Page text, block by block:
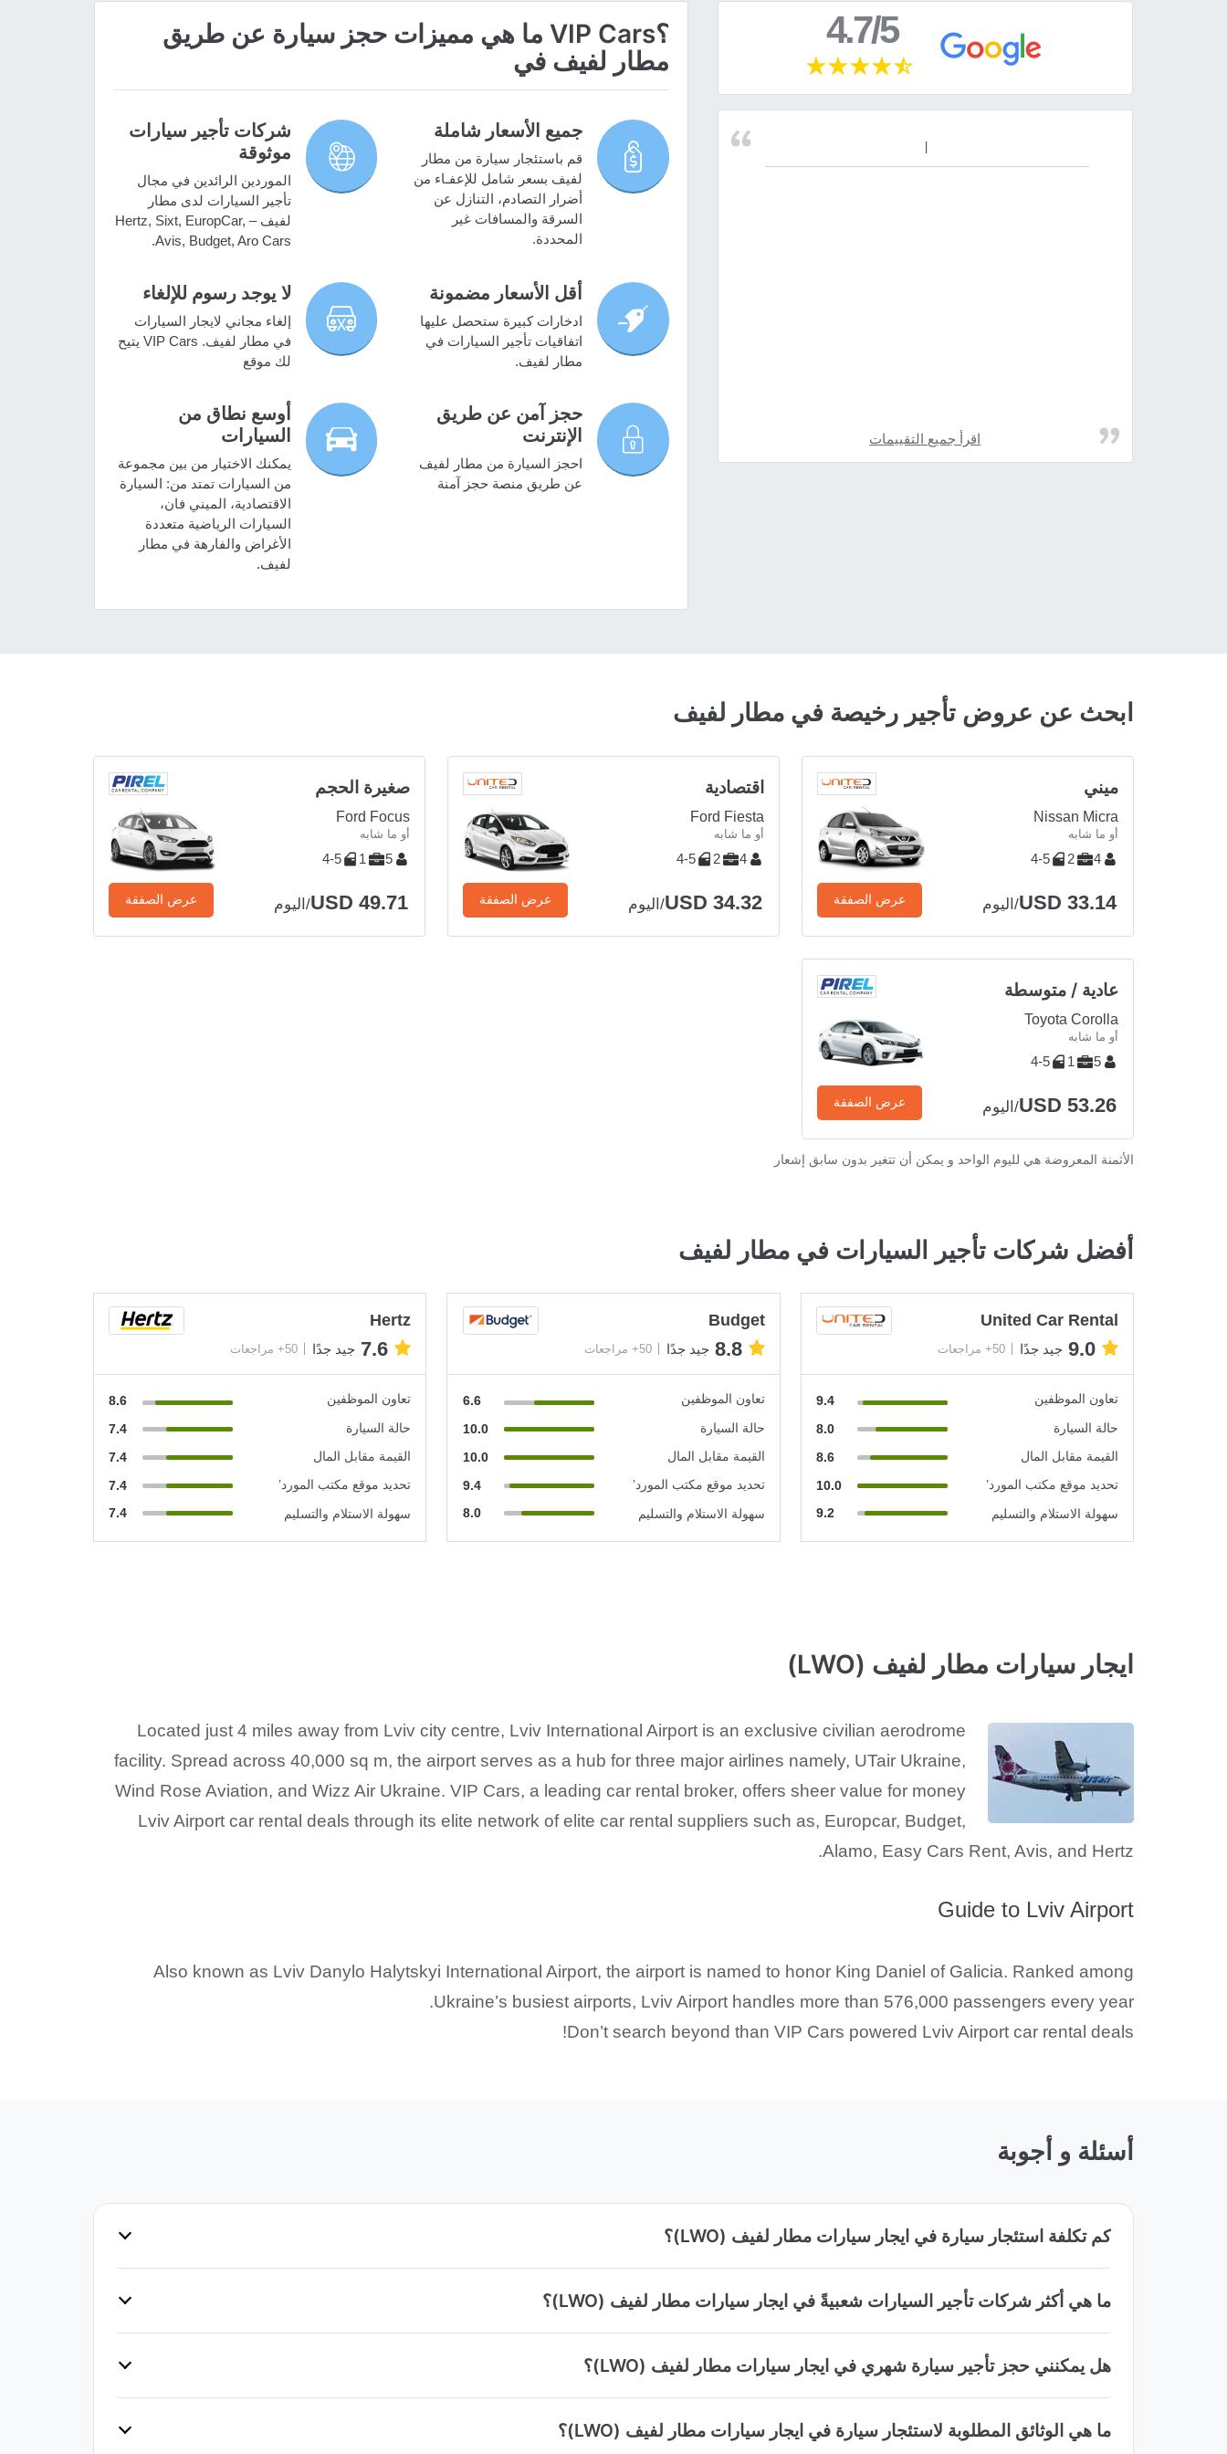
4.7/5
اقرأ جميع التقييمات
؟VIP Cars ما هي مميزات حجز سيارة عن طريق
مطار لفيف في
جميع الأسعار شاملة
قم باستئجار سيارة من مطار
لفيف بسعر شامل للإعفـاء من
أضرار التصادم، التنازل عن
السرقة والمسافات غير
المحددة.
شركات تأجير سيارات
موثوقة
الموردين الرائدين في مجال
تأجير السيارات لدى مطار
لفيف – Hertz, Sixt, EuropCar,
Avis, Budget, Aro Cars.
أقل الأسعار مضمونة
ادخارات كبيرة ستحصل عليها
اتفاقيات تأجير السيارات في
مطار لفيف.
لا يوجد رسوم للإلغاء
إلغاء مجاني لايجار السيارات
في مطار لفيف. VIP Cars يتيح
لك موقع
حجز آمن عن طريق
الإنترنت
احجز السيارة من مطار لفيف
عن طريق منصة حجز آمنة
أوسع نطاق من
السيارات
يمكنك الاختيار من بين مجموعة
من السيارات تمتد من: السيارة
الاقتصادية، الميني فان،
السيارات الرياضية متعددة
الأغراض والفارهة في مطار
لفيف.
ابحث عن عروض تأجير رخيصة في مطار لفيف
ميني
Nissan Micra
أو ما شابه
4
2
4-5
USD 33.14/اليوم عرض الصفقة
اقتصادية
Ford Fiesta
أو ما شابه
4
2
4-5
USD 34.32/اليوم عرض الصفقة
صغيرة الحجم
Ford Focus
أو ما شابه
5
1
4-5
USD 49.71/اليوم عرض الصفقة
عادية / متوسطة
Toyota Corolla
أو ما شابه
5
1
4-5
USD 53.26/اليوم عرض الصفقة
الأثمنة المعروضة هي لليوم الواحد و يمكن أن تتغير بدون سابق إشعار
أفضل شركات تأجير السيارات في مطار لفيف
United Car Rental
9.0 جيد جدًا 50+ مراجعات
تعاون الموظفين
9.4
حالة السيارة
8.0
القيمة مقابل المال
8.6
تحديد موقع مكتب المورد’
10.0
سهولة الاستلام والتسليم
9.2
Budget
8.8 جيد جدًا 50+ مراجعات
تعاون الموظفين
6.6
حالة السيارة
10.0
القيمة مقابل المال
10.0
تحديد موقع مكتب المورد’
9.4
سهولة الاستلام والتسليم
8.0
Hertz
7.6 جيد جدًا 50+ مراجعات
تعاون الموظفين
8.6
حالة السيارة
7.4
القيمة مقابل المال
7.4
تحديد موقع مكتب المورد’
7.4
سهولة الاستلام والتسليم
7.4
ايجار سيارات مطار لفيف (LWO)
Located just 4 miles away from Lviv city centre, Lviv International Airport is an exclusive civilian aerodrome
facility. Spread across 40,000 sq m, the airport serves as a hub for three major airlines namely, UTair Ukraine,
Wind Rose Aviation, and Wizz Air Ukraine. VIP Cars, a leading car rental broker, offers sheer value for money
Lviv Airport car rental deals through its elite network of elite car rental suppliers such as, Europcar, Budget,
Alamo, Easy Cars Rent, Avis, and Hertz.
Guide to Lviv Airport
Also known as Lviv Danylo Halytskyi International Airport, the airport is named to honor King Daniel of Galicia. Ranked among
Ukraine’s busiest airports, Lviv Airport handles more than 576,000 passengers every year.
Don’t search beyond than VIP Cars powered Lviv Airport car rental deals!
أسئلة و أجوبة
كم تكلفة استئجار سيارة في ايجار سيارات مطار لفيف (LWO)؟
ما هي أكثر شركات تأجير السيارات شعبيةً في ايجار سيارات مطار لفيف (LWO)؟
هل يمكنني حجز تأجير سيارة شهري في ايجار سيارات مطار لفيف (LWO)؟
ما هي الوثائق المطلوبة لاستئجار سيارة في ايجار سيارات مطار لفيف (LWO)؟